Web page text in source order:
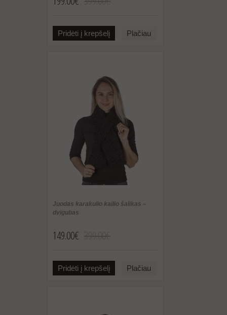
Pridėti į krepšelį Plačiau
Juodas karakulio kailio šalikas –
dvigubas
149.00€
Pridėti į krepšelį Plačiau